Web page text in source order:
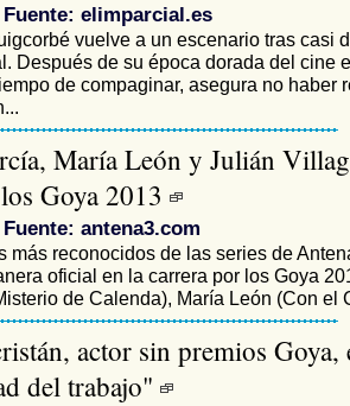
Fuente: elimparcial.es
vuelve a un escenario tras casi
Después de su época dorada del cine
de compaginar, asegura no haber
María León y Julián
Goya 2013
Fuente: antena3.com
más reconocidos de las series de
oficial en la carrera por los Goya
de Calenda), María León (Con el
actor sin premios Goya,
del trabajo"